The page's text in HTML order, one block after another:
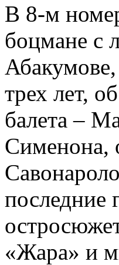
В 8-м
боцмане с
трех лет,
балета –
Сименона,
последние
«Жара» и